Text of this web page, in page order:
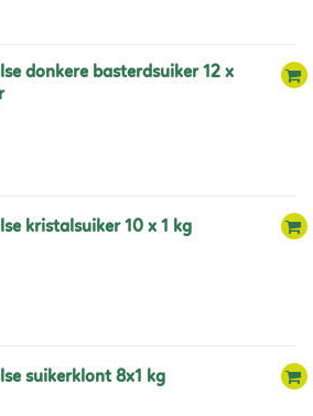
kristalsuiker 10 x 1 kg
suikerklont 8x1 kg